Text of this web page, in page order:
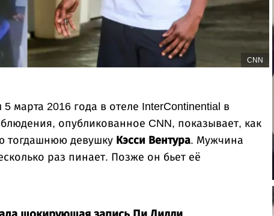
CNN
2016 года в отеле InterContinential в
опубликованное CNN, показывает, как
тогдашнюю девушку Кэсси Вентура. Мужчина
раз пинает. Позже он бьет её